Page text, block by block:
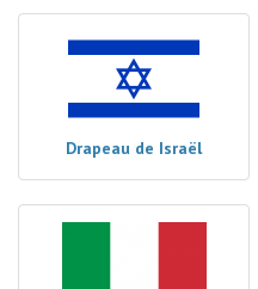
Drapeau de Israël